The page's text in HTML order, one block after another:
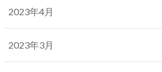
2023年4月
2023年3月